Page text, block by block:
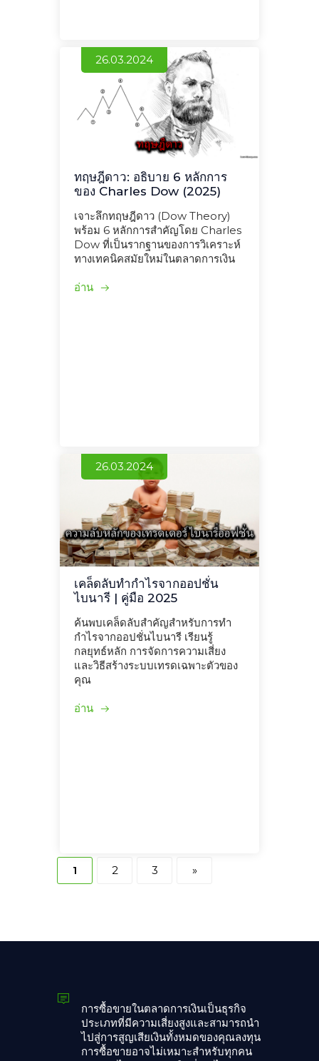
26.03.2024
ทฤษฎีดาว: อธิบาย 6 หลักการ
ของ Charles Dow (2025)
เจาะลึกทฤษฎีดาว (Dow Theory)
พร้อม 6 หลักการสำคัญโดย Charles
Dow ที่เป็นรากฐานของการวิเคราะห์
ทางเทคนิคสมัยใหม่ในตลาดการเงิน
อ่าน
26.03.2024
เคล็ดลับทำกำไรจากออปชั่น
ไบนารี | คู่มือ 2025
ค้นพบเคล็ดลับสำคัญสำหรับการทำ
กำไรจากออปชั่นไบนารี เรียนรู้
กลยุทธ์หลัก การจัดการความเสี่ยง
และวิธีสร้างระบบเทรดเฉพาะตัวของ
คุณ
อ่าน
1 2 3 »
การซื้อขายในตลาดการเงินเป็นธุรกิจ
ประเภทที่มีความเสี่ยงสูงและสามารถนำ
ไปสู่การสูญเสียเงินทั้งหมดของคุณลงทุน
การซื้อขายอาจไม่เหมาะสำหรับทุกคน